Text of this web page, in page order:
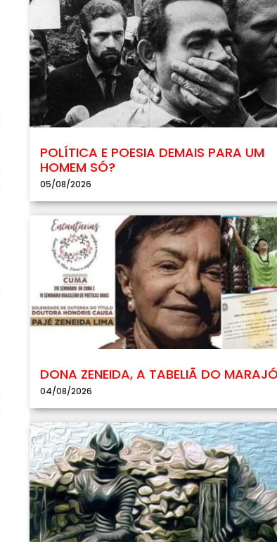
POLÍTICA E POESIA DEMAIS PARA UM
HOMEM SÓ?
05/08/2026
DONA ZENEIDA, A TABELIÃ DO
04/08/2026